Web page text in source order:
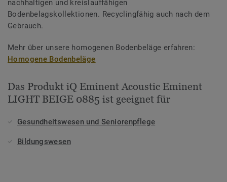
nachhaltigen und kreislauffähigen
Bodenbelagskollektionen. Recyclingfähig auch nach dem
Gebrauch.
Mehr über unsere homogenen Bodenbeläge erfahren:
Homogene Bodenbeläge
Das Produkt iQ Eminent Acoustic Eminent
LIGHT BEIGE 0885 ist geeignet für
Gesundheitswesen und Seniorenpflege
Bildungswesen